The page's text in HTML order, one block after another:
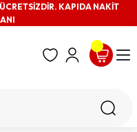
KAPIDA NAKİT